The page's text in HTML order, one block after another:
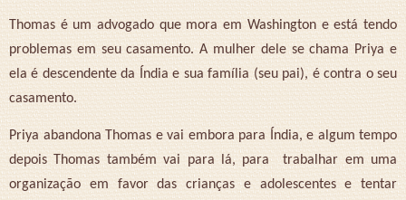
Thomas é um advogado que mora em Washington e está tendo
problemas em seu casamento. A mulher dele se chama Priya e
ela é descendente da Índia e sua família (seu pai), é contra o seu
casamento.
Priya abandona Thomas e vai embora para Índia, e algum tempo
depois Thomas também vai para lá, para
trabalhar em uma
organização em favor das crianças e adolescentes e tentar